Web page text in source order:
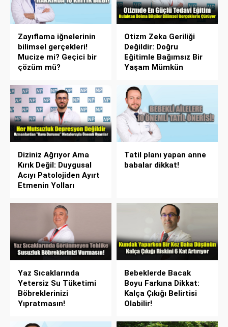
Zayıflama iğnelerinin
bilimsel gerçekleri!
Mucize mi? Geçici bir
çözüm mü?
Otizm Zeka Geriliği
Değildir: Doğru
Eğitimle Bağımsız Bir
Yaşam Mümkün
Diziniz Ağrıyor Ama
Kırık Değil: Duygusal
Acıyı Patolojiden Ayırt
Etmenin Yolları
Tatil planı yapan anne
babalar dikkat!
Yaz Sıcaklarında
Yetersiz Su Tüketimi
Böbreklerinizi
Yıpratmasın!
Bebeklerde Bacak
Boyu Farkına Dikkat:
Kalça Çıkığı Belirtisi
Olabilir!